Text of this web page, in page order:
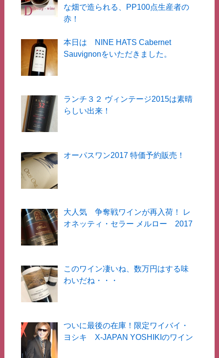
な畑で造られる、PP100点生産者の
赤！
本日は NINE HATS Cabernet
Sauvignonをいただきました。
ランチ３２ ヴィンテージ2015は素晴
らしい出来！
オーパスワン2017 特価予約販売！
大人気 争奪戦ワインが再入荷！ レ
オネッティ・セラー メルロー 2017
このワイン凄いね、数万円はする味
わいだね・・・
ついに最後の在庫！限定ワイバイ・
ヨシキ X-JAPAN YOSHIKIのワイン